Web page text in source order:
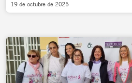
19 de octubre de 2025